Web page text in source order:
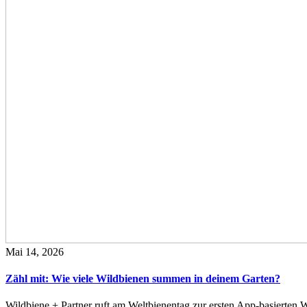
Mai 14, 2026
Zähl mit: Wie viele Wildbienen summen in deinem Garten?